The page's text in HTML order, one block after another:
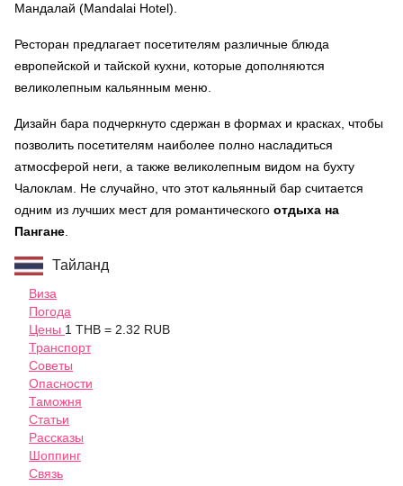
Мандалай (Mandalai Hotel).
Ресторан предлагает посетителям различные блюда
европейской и тайской кухни, которые дополняются
великолепным кальянным меню.
Дизайн бара подчеркнуто сдержан в формах и красках, чтобы
позволить посетителям наиболее полно насладиться
атмосферой неги, а также великолепным видом на бухту
Чалоклам. Не случайно, что этот кальянный бар считается
одним из лучших мест для романтического отдыха на
Пангане.
Тайланд
Виза
Погода
Цены 1 THB = 2.32 RUB
Транспорт
Советы
Опасности
Таможня
Статьи
Рассказы
Шоппинг
Связь